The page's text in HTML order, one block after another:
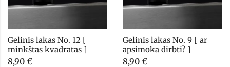
Gelinis lakas No. 12 [
minkštas kvadratas ]
8,90 €
Gelinis lakas No. 9 [ ar
apsimoka dirbti? ]
8,90 €